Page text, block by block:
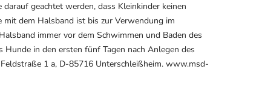
geachtet werden, dass Kleinkinder keinen
mit dem Halsband ist bis zur Verwendung im
immer vor dem Schwimmen und Baden des
in den ersten fünf Tagen nach Anlegen des
1 a, D-85716 Unterschleißheim. www.msd-